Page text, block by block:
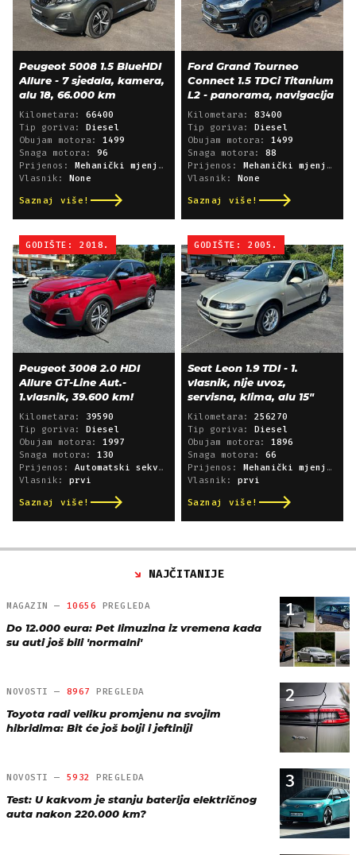
Peugeot 5008 1.5 BlueHDI
Allure - 7 sjedala, kamera,
alu 18, 66.000 km
Kilometara: 66400
Tip goriva: Diesel
Obujam motora: 1499
Snaga motora: 96
Prijenos: Mehanički mjenjač
Vlasnik: None
Saznaj više!
Ford Grand Tourneo
Connect 1.5 TDCi Titanium
L2 - panorama, navigacija
Kilometara: 83400
Tip goriva: Diesel
Obujam motora: 1499
Snaga motora: 88
Prijenos: Mehanički mjenjač
Vlasnik: None
Saznaj više!
GODIŠTE: 2018.
Peugeot 3008 2.0 HDI
Allure GT-Line Aut.-
1.vlasnik, 39.600 km!
Kilometara: 39590
Tip goriva: Diesel
Obujam motora: 1997
Snaga motora: 130
Prijenos: Automatski sekvencijski
Vlasnik: prvi
Saznaj više!
GODIŠTE: 2005.
Seat Leon 1.9 TDI - 1.
vlasnik, nije uvoz,
servisna, klima, alu 15"
Kilometara: 256270
Tip goriva: Diesel
Obujam motora: 1896
Snaga motora: 66
Prijenos: Mehanički mjenjač
Vlasnik: prvi
Saznaj više!
NAJČITANIJE
1
MAGAZIN — 10656 PREGLEDA
Do 12.000 eura: Pet limuzina iz vremena kada
su auti još bili 'normalni'
2
NOVOSTI — 8967 PREGLEDA
Toyota radi veliku promjenu na svojim
hibridima: Bit će još bolji i jeftiniji
3
NOVOSTI — 5932 PREGLEDA
Test: U kakvom je stanju baterija električnog
auta nakon 220.000 km?